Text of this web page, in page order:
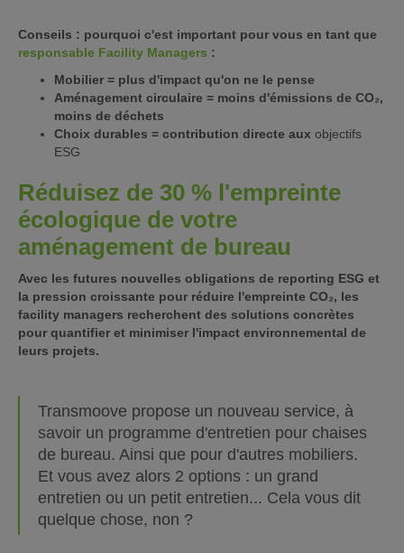
Conseils : pourquoi c'est important pour vous en tant que
responsable Facility Managers :
Mobilier = plus d'impact qu'on ne le pense
Aménagement circulaire = moins d'émissions de CO₂,
moins de déchets
Choix durables = contribution directe aux objectifs
ESG
Réduisez de 30 % l'empreinte
écologique de votre
aménagement de bureau
Avec les futures nouvelles obligations de reporting ESG et
la pression croissante pour réduire l'empreinte CO₂, les
facility managers recherchent des solutions concrètes
pour quantifier et minimiser l'impact environnemental de
leurs projets.
Transmoove propose un nouveau service, à
savoir un programme d'entretien pour chaises
de bureau. Ainsi que pour d'autres mobiliers.
Et vous avez alors 2 options : un grand
entretien ou un petit entretien... Cela vous dit
quelque chose, non ?